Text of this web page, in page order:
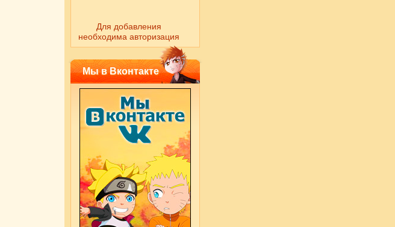
Для добавления
необходима авторизация
Мы в Вконтакте